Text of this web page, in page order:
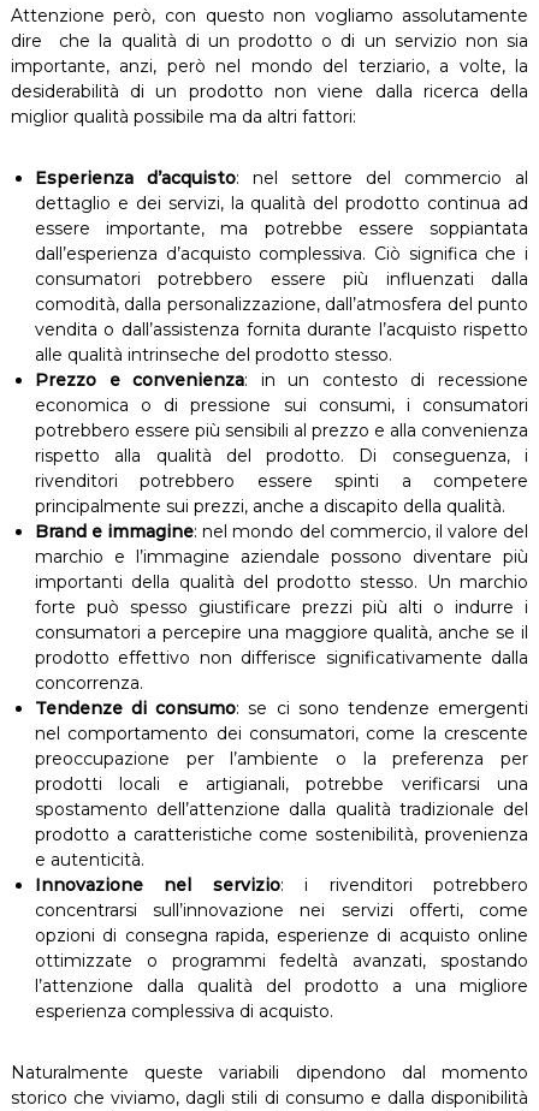
Attenzione però, con questo non vogliamo assolutamente
dire che la qualità di un prodotto o di un servizio non sia
importante, anzi, però nel mondo del terziario, a volte, la
desiderabilità di un prodotto non viene dalla ricerca della
miglior qualità possibile ma da altri fattori:
Esperienza d’acquisto: nel settore del commercio al
dettaglio e dei servizi, la qualità del prodotto continua ad
essere importante, ma potrebbe essere soppiantata
dall’esperienza d’acquisto complessiva. Ciò significa che i
consumatori potrebbero essere più influenzati dalla
comodità, dalla personalizzazione, dall’atmosfera del punto
vendita o dall’assistenza fornita durante l’acquisto rispetto
alle qualità intrinseche del prodotto stesso.
Prezzo e convenienza: in un contesto di recessione
economica o di pressione sui consumi, i consumatori
potrebbero essere più sensibili al prezzo e alla convenienza
rispetto alla qualità del prodotto. Di conseguenza, i
rivenditori potrebbero essere spinti a competere
principalmente sui prezzi, anche a discapito della qualità.
Brand e immagine: nel mondo del commercio, il valore del
marchio e l’immagine aziendale possono diventare più
importanti della qualità del prodotto stesso. Un marchio
forte può spesso giustificare prezzi più alti o indurre i
consumatori a percepire una maggiore qualità, anche se il
prodotto effettivo non differisce significativamente dalla
concorrenza.
Tendenze di consumo: se ci sono tendenze emergenti
nel comportamento dei consumatori, come la crescente
preoccupazione per l’ambiente o la preferenza per
prodotti locali e artigianali, potrebbe verificarsi una
spostamento dell’attenzione dalla qualità tradizionale del
prodotto a caratteristiche come sostenibilità, provenienza
e autenticità.
Innovazione nel servizio: i rivenditori potrebbero
concentrarsi sull’innovazione nei servizi offerti, come
opzioni di consegna rapida, esperienze di acquisto online
ottimizzate o programmi fedeltà avanzati, spostando
l’attenzione dalla qualità del prodotto a una migliore
esperienza complessiva di acquisto.
Naturalmente queste variabili dipendono dal momento
storico che viviamo, dagli stili di consumo e dalla disponibilità